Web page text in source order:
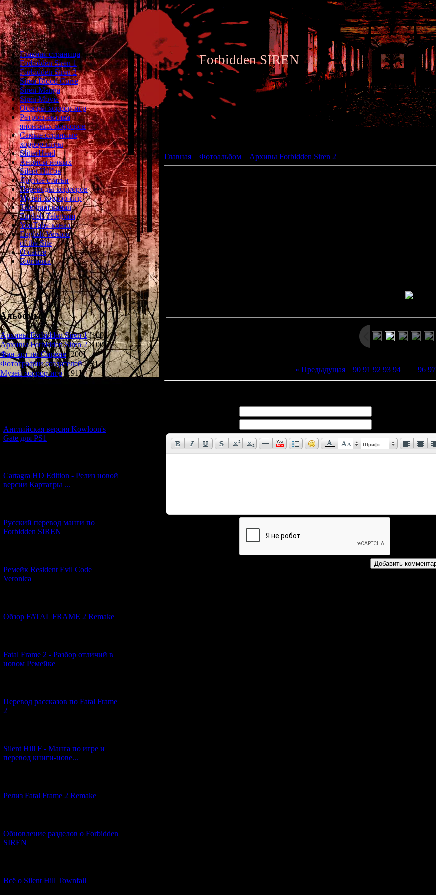
Главная страница
Forbidden Siren 1
Forbidden Siren 2
Siren Blood Curse
Siren Manga
Siren Movie
Обзоры хоррор-игр
Ретроспектива
японских хорроров
Самые странные
хоррор-игры
SlitterHead
Анонсы новых
Silent Hill'ов
Другие статьи
Переводы хорроров
Музей хоррор-игр
Telegram-канал
English Telegram
YouTube-канал
English Version
of the Site
О сайте
Болталка
Альбомы
Архивы Forbidden Siren 1 [100]
Архивы Forbidden Siren 2 [100]
Фан-арт по Сирене [200]
Фотографии создателей [73]
Музей хоррор-игр
[191]
Английская версия Kowloon's
Gate для PS1
Cartagra HD Edition - Релиз новой
версии Картагры ...
Русский перевод манги по
Forbidden SIREN
Ремейк Resident Evil Code
Veronica
Обзор FATAL FRAME 2 Remake
Fatal Frame 2 - Разбор отличий в
новом Ремейке
Перевод рассказов по Fatal Frame
2
Silent Hill F - Манга по игре и
перевод книги-нове...
Релиз Fatal Frame 2 Remake
Обновление разделов о Forbidden
SIREN
Всё о Silent Hill Townfall
Forbidden SIREN
Главная Фотоальбом Архивы Forbidden Siren 2
« Предыдущая| 90 91 92 93 94[ 96 97
Шрифт